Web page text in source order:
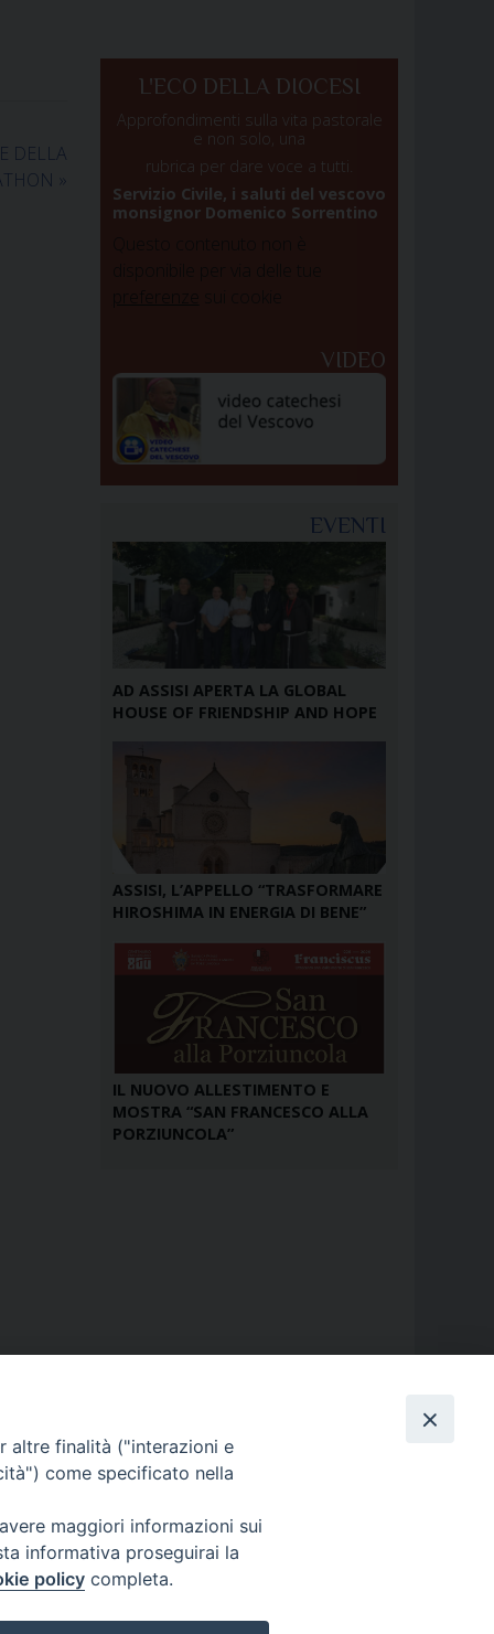
DELLA
»
L'ECO DELLA DIOCESI
Approfondimenti sulla vita pastorale
e non solo, una
rubrica per dare voce a tutti.
Servizio Civile, i saluti del vescovo
monsignor Domenico Sorrentino
VIDEO
EVENTI
AD ASSISI APERTA LA GLOBAL
HOUSE OF FRIENDSHIP AND HOPE
ASSISI, L’APPELLO “TRASFORMARE
HIROSHIMA IN ENERGIA DI BENE”
IL NUOVO ALLESTIMENTO E
MOSTRA “SAN FRANCESCO ALLA
PORZIUNCOLA”
altre finalità ("interazioni e
come specificato nella
maggiori informazioni sui
informativa proseguirai la
policy completa.